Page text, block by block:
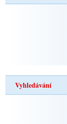
Vyhledávání